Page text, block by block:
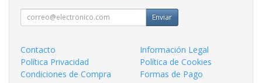
Enviar
Contacto
Información Legal
Política Privacidad
Política de Cookies
Condiciones de Compra
Formas de Pago